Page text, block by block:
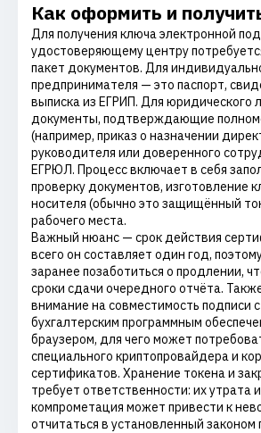
Как оформить и
Для получения ключа электронной
удостоверяющему центру
пакет документов. Для
предпринимателя — это паспорт,
выписка из ЕГРИП. Для юридического
документы, подтверждающие
(например, приказ о назначении
руководителя или доверенного
ЕГРЮЛ. Процесс включает в себя
проверку документов, изготовление
носителя (обычно это защищённый
рабочего места.
Важный нюанс — срок действия
всего он составляет один год,
заранее позаботиться о продлении,
сроки сдачи очередного отчёта.
внимание на совместимость подписи
бухгалтерским программным
браузером, для чего может
специального криптопровайдера и
сертификатов. Хранение токена и
требует ответственности: их утрата
компрометация может привести к
отчитаться в установленный законом